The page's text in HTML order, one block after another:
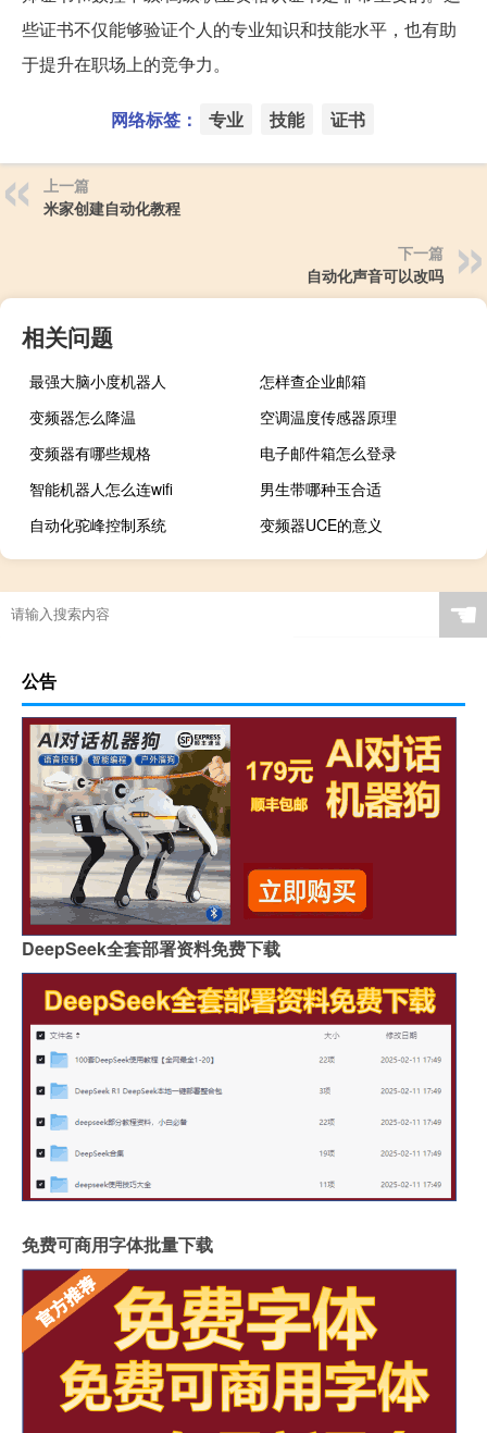
些证书不仅能够验证个人的专业知识和技能水平，也有助
于提升在职场上的竞争力。
网络标签： 专业 技能 证书
上一篇
米家创建自动化教程
下一篇
自动化声音可以改吗
相关问题
最强大脑小度机器人
怎样查企业邮箱
变频器怎么降温
空调温度传感器原理
变频器有哪些规格
电子邮件箱怎么登录
智能机器人怎么连wifi
男生带哪种玉合适
自动化驼峰控制系统
变频器UCE的意义
☚
公告
DeepSeek全套部署资料免费下载
免费可商用字体批量下载